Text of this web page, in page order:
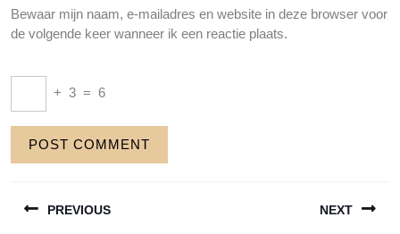
Bewaar mijn naam, e-mailadres en website in deze browser voor
de volgende keer wanneer ik een reactie plaats.
+ 3 = 6
PREVIOUS NEXT